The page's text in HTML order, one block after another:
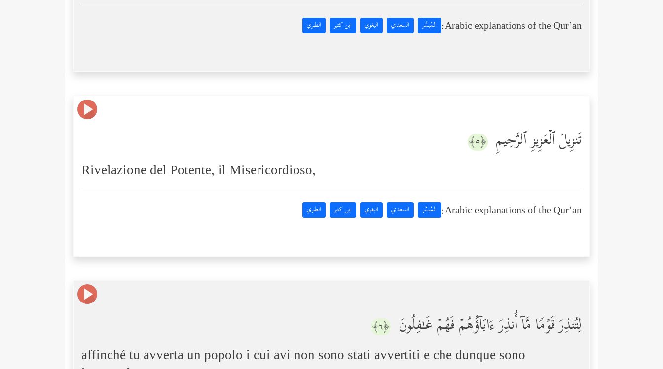
Arabic explanations of the Qur’an: المُيسَّر السعدي البغوي ابن كثير الطبري
تَنزِیلَ ٱلۡعَزِیزِ ٱلرَّحِیمِ ﴿٥﴾
Rivelazione del Potente, il Misericordioso,
Arabic explanations of the Qur’an: المُيسَّر السعدي البغوي ابن كثير الطبري
لِتُنذِرَ قَوۡمࣰا مَّاۤ أُنذِرَ ءَابَاۤؤُهُمۡ فَهُمۡ غَـٰفِلُونَ ﴿٦﴾
affinché tu avverta un popolo i cui avi non sono stati avvertiti e che dunque sono